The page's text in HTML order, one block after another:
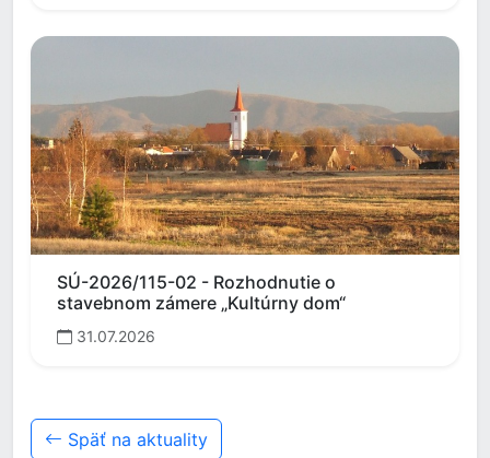
SÚ-2026/115-02 - Rozhodnutie o
stavebnom zámere „Kultúrny dom“
31.07.2026
Späť na aktuality